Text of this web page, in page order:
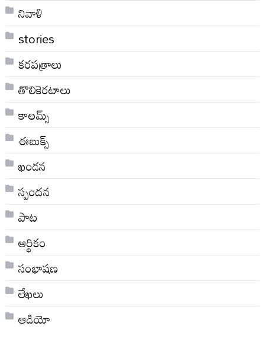
నివాళి
stories
కరపత్రాలు
తొలికెరటాలు
కాలమ్స్
ఈబుక్స్
ఖండన
స్పందన
పాట
ఆర్థికం
సంభాషణ
లేఖలు
ఆడియో